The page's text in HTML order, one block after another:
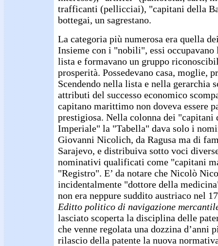
trafficanti (pellicciai), "capitani della
bottegai, un sagrestano.
La categoria più numerosa era quella
Insieme con i "nobili", essi occupavano
lista e formavano un gruppo
prosperità. Possedevano casa, moglie,
Scendendo nella lista e nella gerarchia
attributi del successo economico
capitano marittimo non doveva essere
prestigiosa. Nella colonna dei "capitani
Imperiale" la "Tabella" dava solo i
Giovanni Nicolich, da Ragusa ma di
Sarajevo, e distribuiva sotto voci
nominativi qualificati come "capitani
"Registro". E’ da notare che Nicolò
incidentalmente "dottore della
non era neppure suddito austriaco nel
Editto politico di navigazione
lasciato scoperta la disciplina delle
che venne regolata una dozzina d’anni
rilascio della patente la nuova